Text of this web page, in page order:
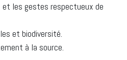
et les gestes respectueux de
et biodiversité.
à la source.